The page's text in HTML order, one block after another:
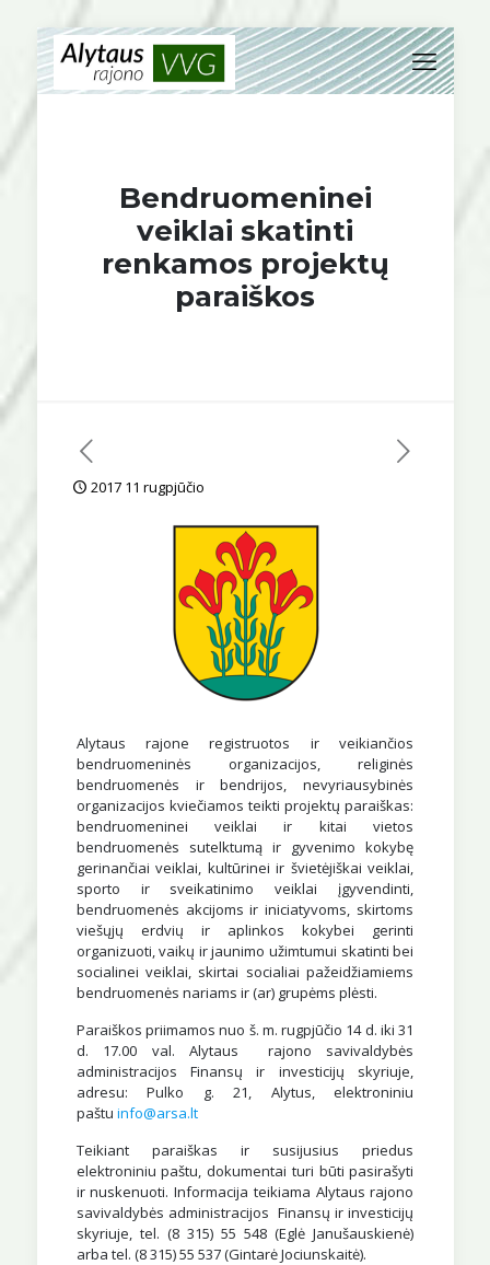
Bendruomeninei
veiklai skatinti
renkamos projektų
paraiškos
2017 11 rugpjūčio
Alytaus rajone registruotos ir veikiančios
bendruomeninės organizacijos, religinės
bendruomenės ir bendrijos, nevyriausybinės
organizacijos kviečiamos teikti projektų paraiškas:
bendruomeninei veiklai ir kitai vietos
bendruomenės sutelktumą ir gyvenimo kokybę
gerinančiai veiklai, kultūrinei ir švietėjiškai veiklai,
sporto ir sveikatinimo veiklai įgyvendinti,
bendruomenės akcijoms ir iniciatyvoms, skirtoms
viešųjų erdvių ir aplinkos kokybei gerinti
organizuoti, vaikų ir jaunimo užimtumui skatinti bei
socialinei veiklai, skirtai socialiai pažeidžiamiems
bendruomenės nariams ir (ar) grupėms plėsti.
Paraiškos priimamos nuo š. m. rugpjūčio 14 d. iki 31
d. 17.00 val. Alytaus rajono savivaldybės
administracijos Finansų ir investicijų skyriuje,
adresu: Pulko g. 21, Alytus, elektroniniu
paštu info@arsa.lt
Teikiant paraiškas ir susijusius priedus
elektroniniu paštu, dokumentai turi būti pasirašyti
ir nuskenuoti. Informacija teikiama Alytaus rajono
savivaldybės administracijos Finansų ir investicijų
skyriuje, tel. (8 315) 55 548 (Eglė Janušauskienė)
arba tel. (8 315) 55 537 (Gintarė Jociunskaitė).